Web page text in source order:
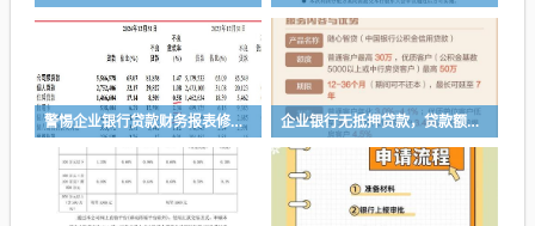
警惕企业银行贷款财务报表修改的风险与应对策略 企业银行无抵押贷款，贷款额度的多与少